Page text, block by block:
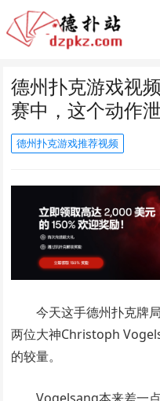
德州扑克游戏视
赛中，这个动作
德州扑克游戏推荐视频
今天这手德州扑克牌
两位大神Christoph
的较量。
Vogelsang本来差一